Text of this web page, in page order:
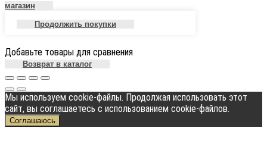
магазин
Продолжить покупки
Добавьте товары для сравнения
Возврат в каталог
Мы используем cookie-файлы. Продолжая использовать этот
сайт, вы соглашаетесь с использованием cookie-файлов.
Соглашаюсь